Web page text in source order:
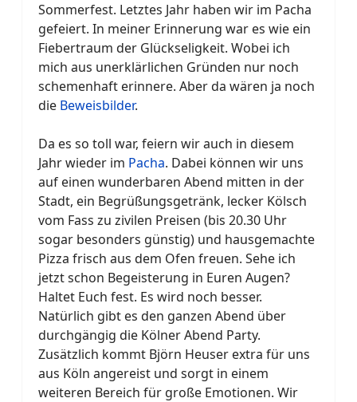
Sommerfest. Letztes Jahr haben wir im Pacha
gefeiert. In meiner Erinnerung war es wie ein
Fiebertraum der Glückseligkeit. Wobei ich
mich aus unerklärlichen Gründen nur noch
schemenhaft erinnere. Aber da wären ja noch
die Beweisbilder.
Da es so toll war, feiern wir auch in diesem
Jahr wieder im Pacha. Dabei können wir uns
auf einen wunderbaren Abend mitten in der
Stadt, ein Begrüßungsgetränk, lecker Kölsch
vom Fass zu zivilen Preisen (bis 20.30 Uhr
sogar besonders günstig) und hausgemachte
Pizza frisch aus dem Ofen freuen. Sehe ich
jetzt schon Begeisterung in Euren Augen?
Haltet Euch fest. Es wird noch besser.
Natürlich gibt es den ganzen Abend über
durchgängig die Kölner Abend Party.
Zusätzlich kommt Björn Heuser extra für uns
aus Köln angereist und sorgt in einem
weiteren Bereich für große Emotionen. Wir